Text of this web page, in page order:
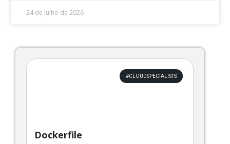
24 de julho de 2026
#CLOUDSPECIALISTS
Dockerfile
Página